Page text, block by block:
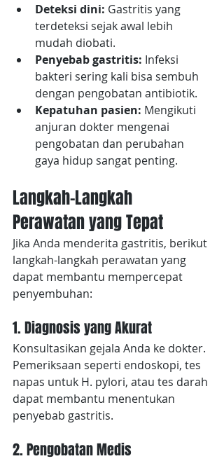
Deteksi dini: Gastritis yang
terdeteksi sejak awal lebih
mudah diobati.
Penyebab gastritis: Infeksi
bakteri sering kali bisa sembuh
dengan pengobatan antibiotik.
Kepatuhan pasien: Mengikuti
anjuran dokter mengenai
pengobatan dan perubahan
gaya hidup sangat penting.
Langkah-Langkah
Perawatan yang Tepat
Jika Anda menderita gastritis, berikut
langkah-langkah perawatan yang
dapat membantu mempercepat
penyembuhan:
1. Diagnosis yang Akurat
Konsultasikan gejala Anda ke dokter.
Pemeriksaan seperti endoskopi, tes
napas untuk H. pylori, atau tes darah
dapat membantu menentukan
penyebab gastritis.
2. Pengobatan Medis